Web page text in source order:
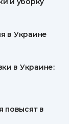
в Украине
в Украине:
повысят в